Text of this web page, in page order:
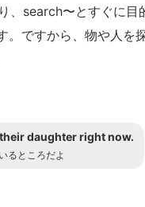
、search〜とすぐに
。ですから、物や人を
daughter right now.
るところだよ